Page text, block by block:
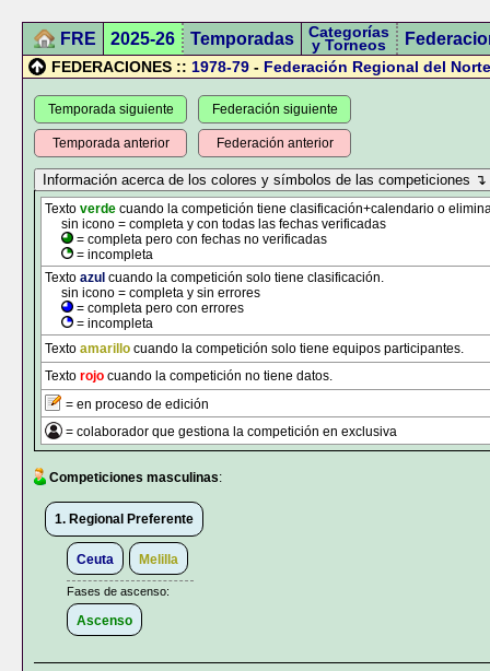
FRE 2025-26 Temporadas Categorías
y Torneos
FEDERACIONES :: 1978-79 - Federación Regional del
Temporada siguiente
Temporada anterior
Federación siguiente
Federación anterior
Texto verde cuando la competición tiene clasificación+calendario o
sin icono = completa y con todas las fechas verificadas
= completa pero con fechas no verificadas
= incompleta
Texto azul cuando la competición solo tiene clasificación.
sin icono = completa y sin errores
= completa pero con errores
= incompleta
Texto amarillo cuando la competición solo tiene equipos participantes.
Texto rojo cuando la competición no tiene datos.
= en proceso de edición
= colaborador que gestiona la competición en exclusiva
Competiciones masculinas:
1. Regional Preferente
Ceuta Melilla
Fases de ascenso:
Ascenso